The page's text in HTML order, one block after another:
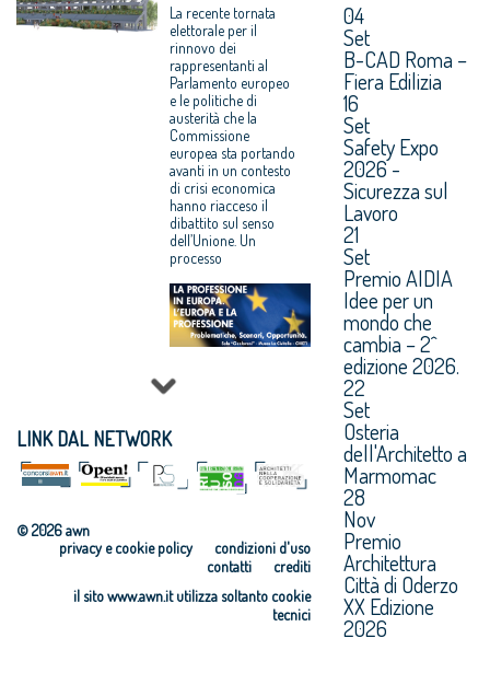
La recente tornata
elettorale per il
rinnovo dei
rappresentanti al
Parlamento europeo
e le politiche di
austerità che la
Commissione
europea sta portando
avanti in un contesto
di crisi economica
hanno riacceso il
dibattito sul senso
dell’Unione. Un
processo
LINK DAL NETWORK
© 2026 awn
condizioni d'uso
privacy e cookie policy
crediti
contatti
il sito www.awn.it utilizza soltanto cookie
tecnici
04
Set
B-CAD Roma –
Fiera Edilizia
16
Set
Safety Expo
2026 -
Sicurezza sul
Lavoro
21
Set
Premio AIDIA
Idee per un
mondo che
cambia – 2^
edizione 2026.
22
Set
Osteria
dell'Architetto a
Marmomac
28
Nov
Premio
Architettura
Città di Oderzo
XX Edizione
2026